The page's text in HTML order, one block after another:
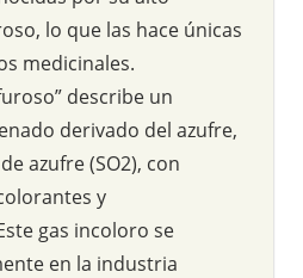
lo que las hace únicas
medicinales.
describe un
derivado del azufre,
azufre (SO2), con
y
gas incoloro se
en la industria